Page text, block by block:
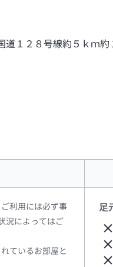
１２８号線約５ｋｍ
利用には必ず事
況によってはご
ているお部屋と
足